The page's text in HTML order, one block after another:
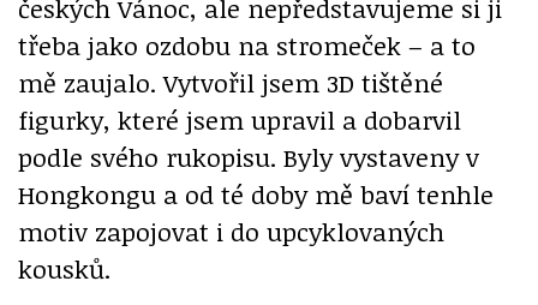
českých Vánoc, ale nepředstavujeme si ji
třeba jako ozdobu na stromeček – a to
mě zaujalo. Vytvořil jsem 3D tištěné
figurky, které jsem upravil a dobarvil
podle svého rukopisu. Byly vystaveny v
Hongkongu a od té doby mě baví tenhle
motiv zapojovat i do upcyklovaných
kousků.